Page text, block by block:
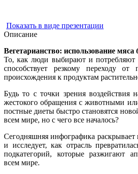
Показать в виде презентации
Описание
Вегетарианство: использование мяса
То, как люди выбирают и потребляют
способствует резкому переходу от
происхождения к продуктам
Будь то с точки зрения воздействия
жестокого обращения с животными
постные диеты быстро становятся
всем мире, но с чего все началось?
Сегодняшняя инфографика раскрывает
и исследует, как отрасль
подкатегорий, которые разжигают
всем мире.